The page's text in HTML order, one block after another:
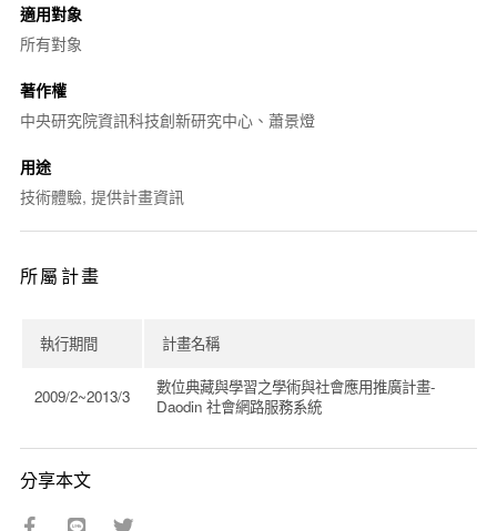
適用對象
所有對象
著作權
中央研究院資訊科技創新研究中心、蕭景燈
用途
技術體驗, 提供計畫資訊
所屬計畫
執行期間 計畫名稱
2009/2~2013/3
數位典藏與學習之學術與社會應用推廣計畫-
Daodin 社會網路服務系統
分享本文